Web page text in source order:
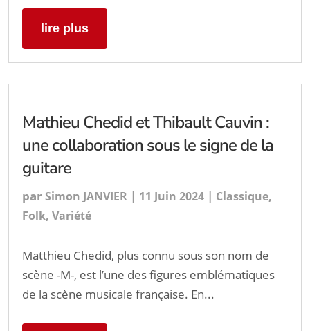
lire plus
Mathieu Chedid et Thibault Cauvin :
une collaboration sous le signe de la
guitare
parSimon JANVIER | 11 Juin 2024 | Classique,
Folk, Variété
Matthieu Chedid, plus connu sous son nom de
scène -M-, est l’une des figures emblématiques
de la scène musicale française. En...